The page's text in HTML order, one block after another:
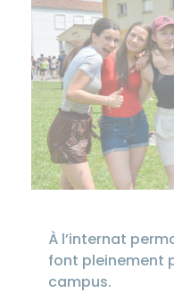
À l’internat
font pleinement
campus.